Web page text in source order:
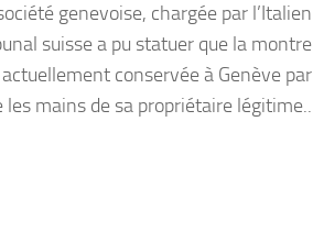
genevoise, chargée par l’Italien
suisse a pu statuer que la montre
conservée à Genève par
mains de sa propriétaire légitime..